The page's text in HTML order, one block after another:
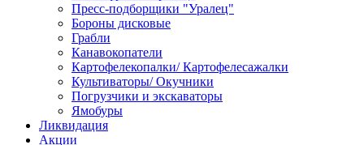
Пресс-подборщики "Уралец"
Бороны дисковые
Грабли
Канавокопатели
Картофелекопалки/ Картофелесажалки
Культиваторы/ Окучники
Погрузчики и экскаваторы
Ямобуры
Ликвидация
Акции